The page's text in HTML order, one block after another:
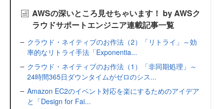
AWSの深いところ見せちゃいます！ by AWSク
ラウドサポートエンジニア連載記事一覧
クラウド・ネイティブのお作法（2）「リトライ」～効
率的なリトライ手法「Exponentia...
クラウド・ネイティブのお作法（1）「非同期処理」～
24時間365日ダウンタイムがゼロのシス...
Amazon EC2のイベント対応を楽にするためのアイデア
と「Design for Fai...